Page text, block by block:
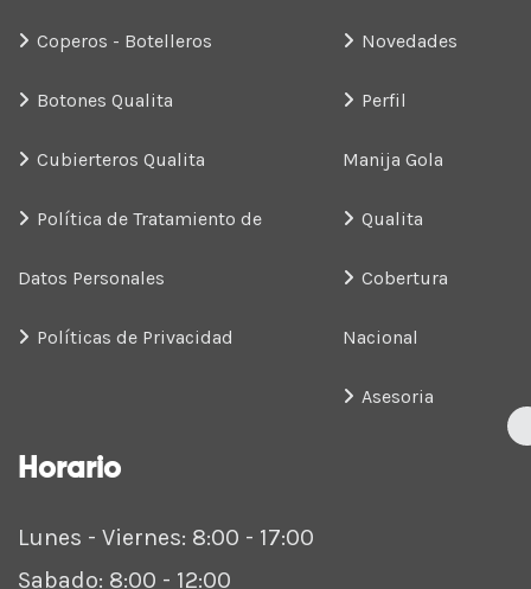
Coperos - Botelleros
Botones Qualita
Cubierteros Qualita
Política de Tratamiento de
Datos Personales
Políticas de Privacidad
Novedades
Perfil
Manija Gola
Qualita
Cobertura
Nacional
Asesoria
Horario
Lunes - Viernes: 8:00 - 17:00
Sabado: 8:00 - 12:00